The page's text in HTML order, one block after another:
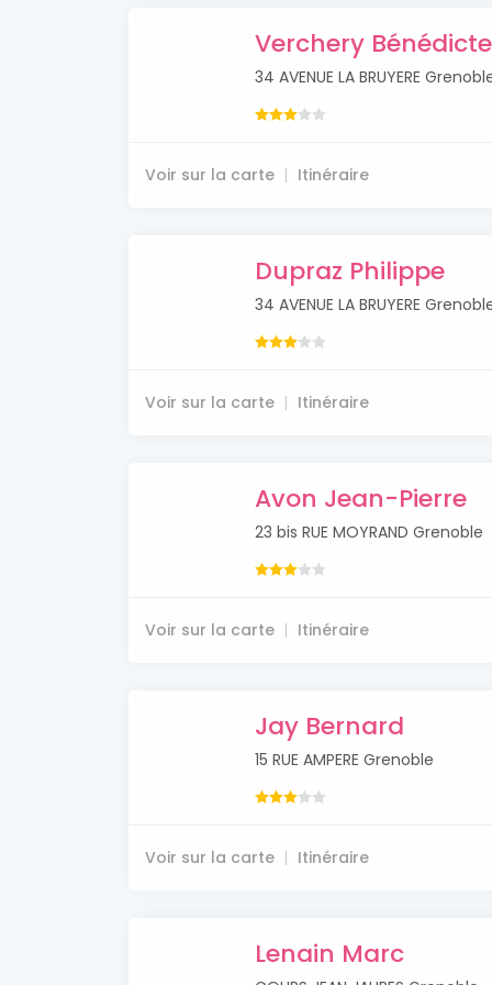
Verchery Bénédicte
34 AVENUE LA BRUYERE
Voir sur la carte Itinéraire
Dupraz Philippe
34 AVENUE LA BRUYERE
Voir sur la carte Itinéraire
Avon Jean-Pierre
23 bis RUE MOYRAND Grenoble
Voir sur la carte Itinéraire
Jay Bernard
15 RUE AMPERE Grenoble
Voir sur la carte Itinéraire
Lenain Marc